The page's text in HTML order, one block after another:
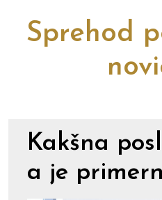
Sprehod
Kakšna
a je